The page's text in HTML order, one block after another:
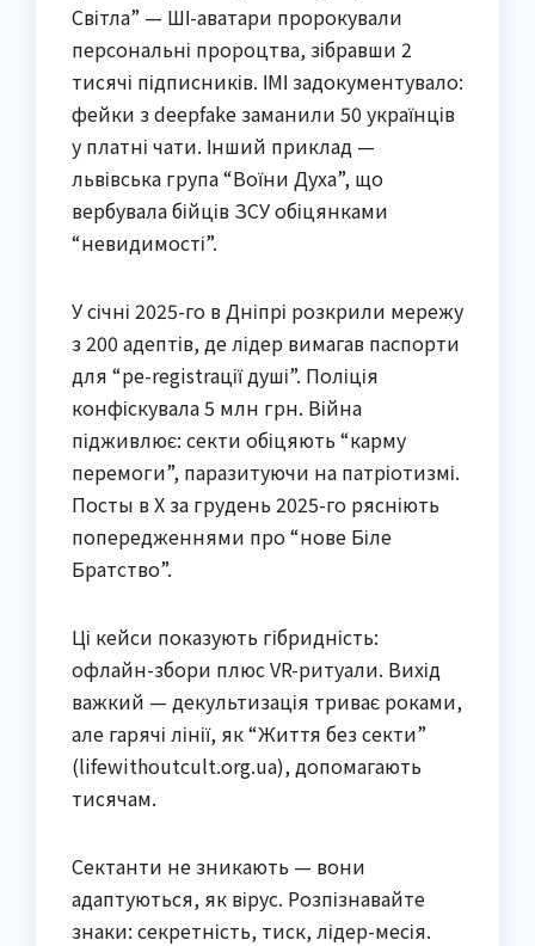
Світла” — ШІ-аватари пророкували
персональні пророцтва, зібравши 2
тисячі підписників. ІМІ задокументувало:
фейки з deepfake заманили 50 українців
у платні чати. Інший приклад —
львівська група “Воїни Духа”, що
вербувала бійців ЗСУ обіцянками
“невидимості”.
У січні 2025-го в Дніпрі розкрили мережу
з 200 адептів, де лідер вимагав паспорти
для “ре-registrації душі”. Поліція
конфіскувала 5 млн грн. Війна
підживлює: секти обіцяють “карму
перемоги”, паразитуючи на патріотизмі.
Посты в X за грудень 2025-го рясніють
попередженнями про “нове Біле
Братство”.
Ці кейси показують гібридність:
офлайн-збори плюс VR-ритуали. Вихід
важкий — декультизація триває роками,
але гарячі лінії, як “Життя без секти”
(lifewithoutcult.org.ua), допомагають
тисячам.
Сектанти не зникають — вони
адаптуються, як вірус. Розпізнавайте
знаки: секретність, тиск, лідер-месія.